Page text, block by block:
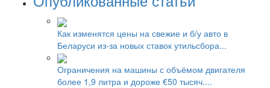
Как изменятся цены на свежие и б/у авто в
Беларуси из-за новых ставок утильсбора...
Ограничения на машины с объёмом двигателя
более 1,9 литра и дороже €50 тысяч....